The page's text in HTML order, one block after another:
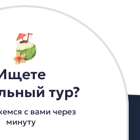
тур?
с вами через
минуту